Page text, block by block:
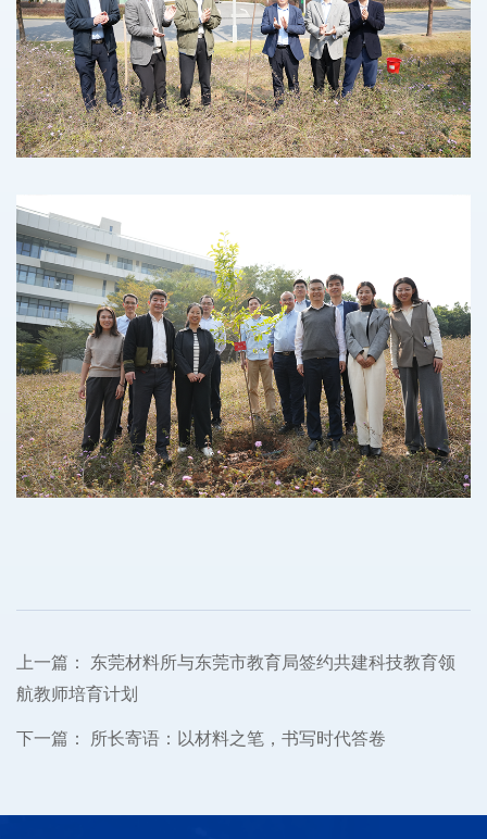
上一篇：
东莞材料所与东莞市教育局签约共建科技教育领
航教师培育计划
下一篇： 所长寄语：以材料之笔，书写时代答卷